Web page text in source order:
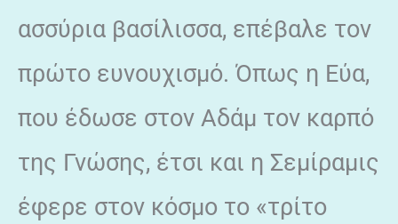
ασσύρια βασίλισσα, επέβαλε τον
πρώτο ευνουχισμό. Όπως η Εύα,
που έδωσε στον Αδάμ τον καρπό
της Γνώσης, έτσι και η Σεμίραμις
έφερε στον κόσμο το «τρίτο